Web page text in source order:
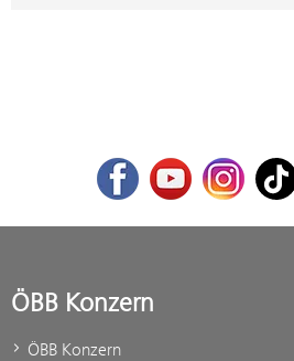
FacebookYoutubeInstagram
ÖBB Konzern
ÖBB Konzern